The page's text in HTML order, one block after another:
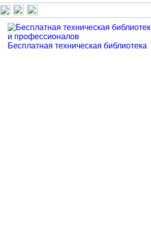
Бесплатная техническая библиотека